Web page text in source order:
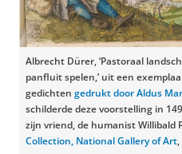
Albrecht Dürer, ‘Pastoraal
panfluit spelen,’ uit een
gedichten gedrukt door Aldus
schilderde deze voorstelling in
zijn vriend, de humanist Willibald
Collection, National Gallery of Art